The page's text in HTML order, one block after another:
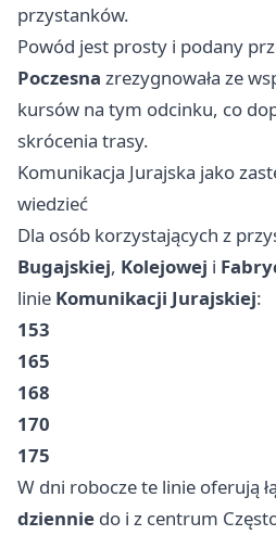
przystanków.
Powód jest prosty i podany
Poczesna zrezygnowała ze
kursów na tym odcinku, co
skrócenia trasy.
Komunikacja Jurajska jako
wiedzieć
Dla osób korzystających z
Bugajskiej, Kolejowej i
linie Komunikacji Jurajskiej:
153
165
168
170
175
W dni robocze te linie oferują
dziennie do i z centrum